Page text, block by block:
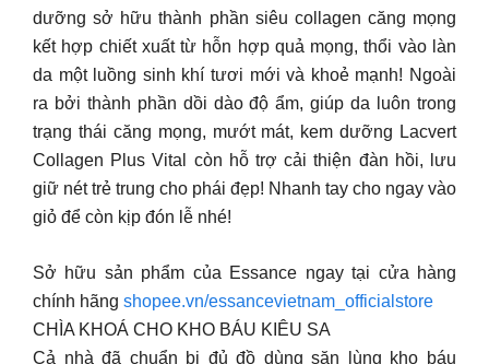
dưỡng sở hữu thành phần siêu collagen căng mọng
kết hợp chiết xuất từ hỗn hợp quả mọng, thổi vào làn
da một luồng sinh khí tươi mới và khoẻ mạnh! Ngoài
ra bởi thành phần dồi dào độ ẩm, giúp da luôn trong
trạng thái căng mọng, mướt mát, kem dưỡng Lacvert
Collagen Plus Vital còn hỗ trợ cải thiện đàn hồi, lưu
giữ nét trẻ trung cho phái đẹp! Nhanh tay cho ngay vào
giỏ để còn kịp đón lễ nhé!
Sở hữu sản phẩm của Essance ngay tại cửa hàng
chính hãng shopee.vn/essancevietnam_officialstore
CHÌA KHOÁ CHO KHO BÁU KIÊU SA
Cả nhà đã chuẩn bị đủ đồ dùng săn lùng kho báu